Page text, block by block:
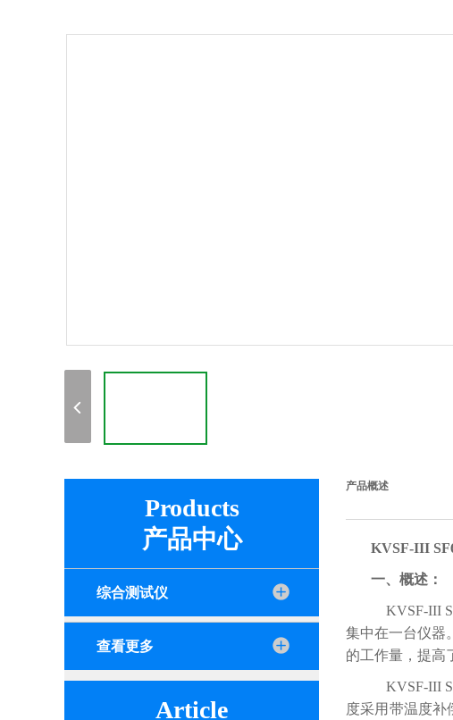
Products
产品中心
综合测试仪
查看更多
Article
产品概述
KVSF-III
一、概述：
KVSF-III
集中在一台仪器
的工作量，提高
KVSF-III
度采用带温度补